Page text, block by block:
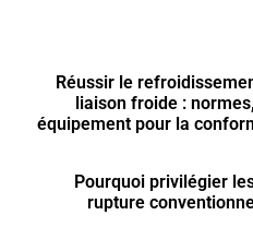
Réussir le
liaison froide :
équipement pour la
Pourquoi privilégier
rupture